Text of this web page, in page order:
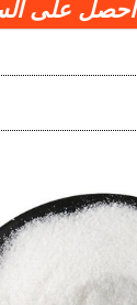
احصل على